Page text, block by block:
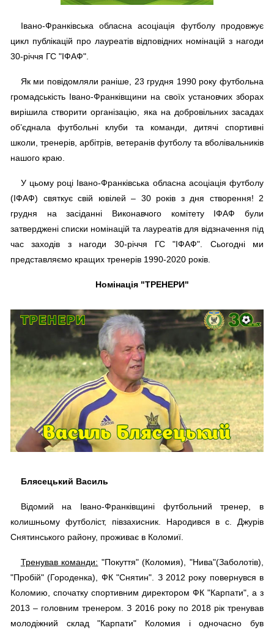
Івано-Франківська обласна асоціація футболу продовжує
цикл публікацій про лауреатів відповідних номінацій з нагоди
30-річчя ГС "ІФАФ".
Як ми повідомляли раніше, 23 грудня 1990 року футбольна
громадськість Івано-Франківщини на своїх установчих зборах
вирішила створити організацію, яка на добровільних засадах
об’єднала футбольні клуби та команди, дитячі спортивні
школи, тренерів, арбітрів, ветеранів футболу та вболівальників
нашого краю.
У цьому році Івано-Франківська обласна асоціація футболу
(ІФАФ) святкує свій ювілей – 30 років з дня створення! 2
грудня на засіданні Виконавчого комітету ІФАФ були
затверджені списки номінацій та лауреатів для відзначення під
час заходів з нагоди 30-річчя ГС "ІФАФ". Сьогодні ми
представляємо кращих тренерів 1990-2020 років.
Номінація "ТРЕНЕРИ"
Блясецький Василь
Відомий на Івано-Франківщині футбольний тренер, в
колишньому футболіст, півзахисник. Народився в с. Джурів
Снятинського району, проживає в Коломиї.
Тренував команди: "Покуття" (Коломия), "Нива"(Заболотів),
"Пробій" (Городенка), ФК "Снятин". З 2012 року повернувся в
Коломию, спочатку спортивним директором ФК "Карпати", а з
2013 – головним тренером. З 2016 року по 2018 рік тренував
молодіжний склад "Карпати" Коломия і одночасно був